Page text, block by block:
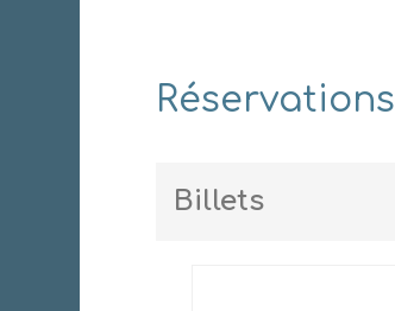
Réservations
Billets